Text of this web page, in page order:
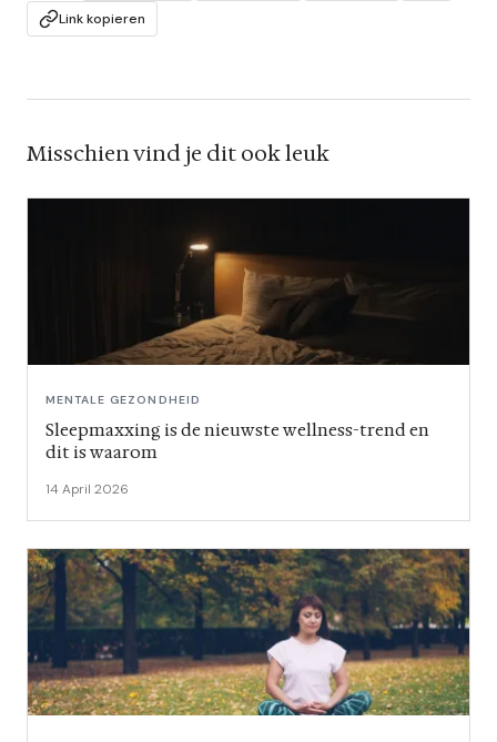
Link kopieren
Misschien vind je dit ook leuk
MENTALE GEZONDHEID
Sleepmaxxing is de nieuwste wellness-trend en
dit is waarom
14 April 2026